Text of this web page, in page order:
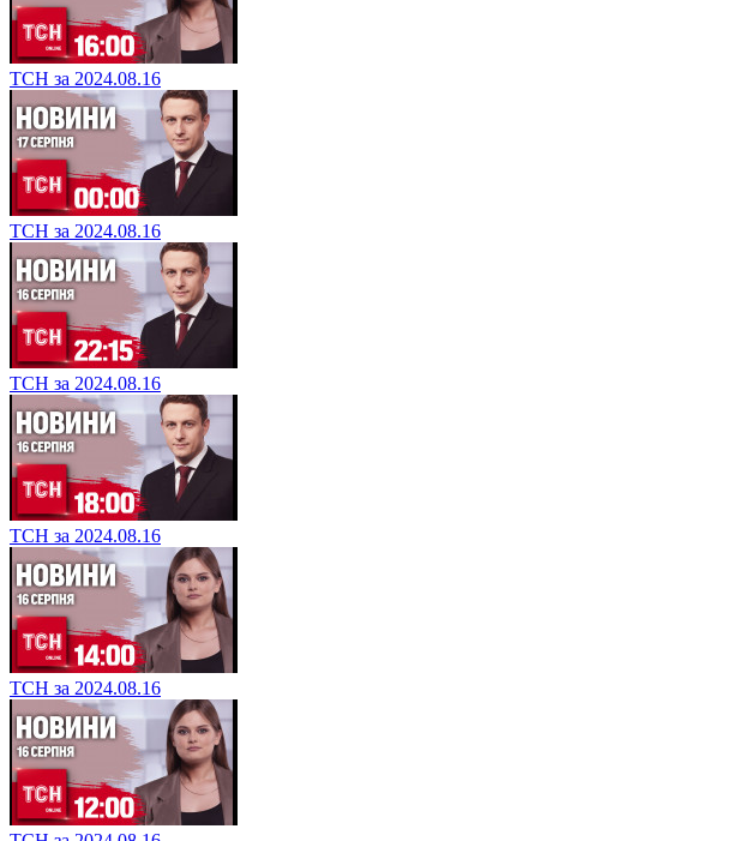
ТСН за 2024.08.16
ТСН за 2024.08.16
ТСН за 2024.08.16
ТСН за 2024.08.16
ТСН за 2024.08.16